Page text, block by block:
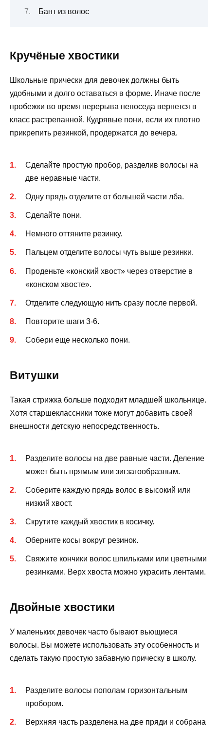
Бант из волос
Кручёные хвостики
Школьные прически для девочек должны быть
удобными и долго оставаться в форме. Иначе после
пробежки во время перерыва непоседа вернется в
класс растрепанной. Кудрявые пони, если их плотно
прикрепить резинкой, продержатся до вечера.
Сделайте простую пробор, разделив волосы на
две неравные части.
Одну прядь отделите от большей части лба.
Сделайте пони.
Немного оттяните резинку.
Пальцем отделите волосы чуть выше резинки.
Проденьте «конский хвост» через отверстие в
«конском хвосте».
Отделите следующую нить сразу после первой.
Повторите шаги 3-6.
Собери еще несколько пони.
Витушки
Такая стрижка больше подходит младшей школьнице.
Хотя старшеклассники тоже могут добавить своей
внешности детскую непосредственность.
Разделите волосы на две равные части. Деление
может быть прямым или зигзагообразным.
Соберите каждую прядь волос в высокий или
низкий хвост.
Скрутите каждый хвостик в косичку.
Оберните косы вокруг резинок.
Свяжите кончики волос шпильками или цветными
резинками. Верх хвоста можно украсить лентами.
Двойные хвостики
У маленьких девочек часто бывают вьющиеся
волосы. Вы можете использовать эту особенность и
сделать такую ​​простую забавную прическу в школу.
Разделите волосы пополам горизонтальным
пробором.
Верхняя часть разделена на две пряди и собрана